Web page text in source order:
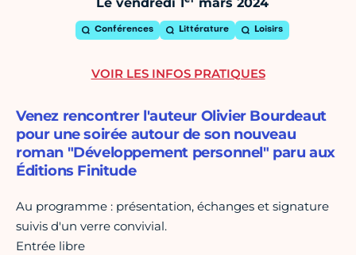
Le vendredi 1 mars 2024
Conférences Littérature Loisirs
Venez rencontrer l'auteur Olivier Bourdeaut
pour une soirée autour de son nouveau
roman "Développement personnel" paru aux
Éditions Finitude
Au programme : présentation, échanges et signature
suivis d'un verre convivial.
Entrée libre
VOIR LES INFOS PRATIQUES